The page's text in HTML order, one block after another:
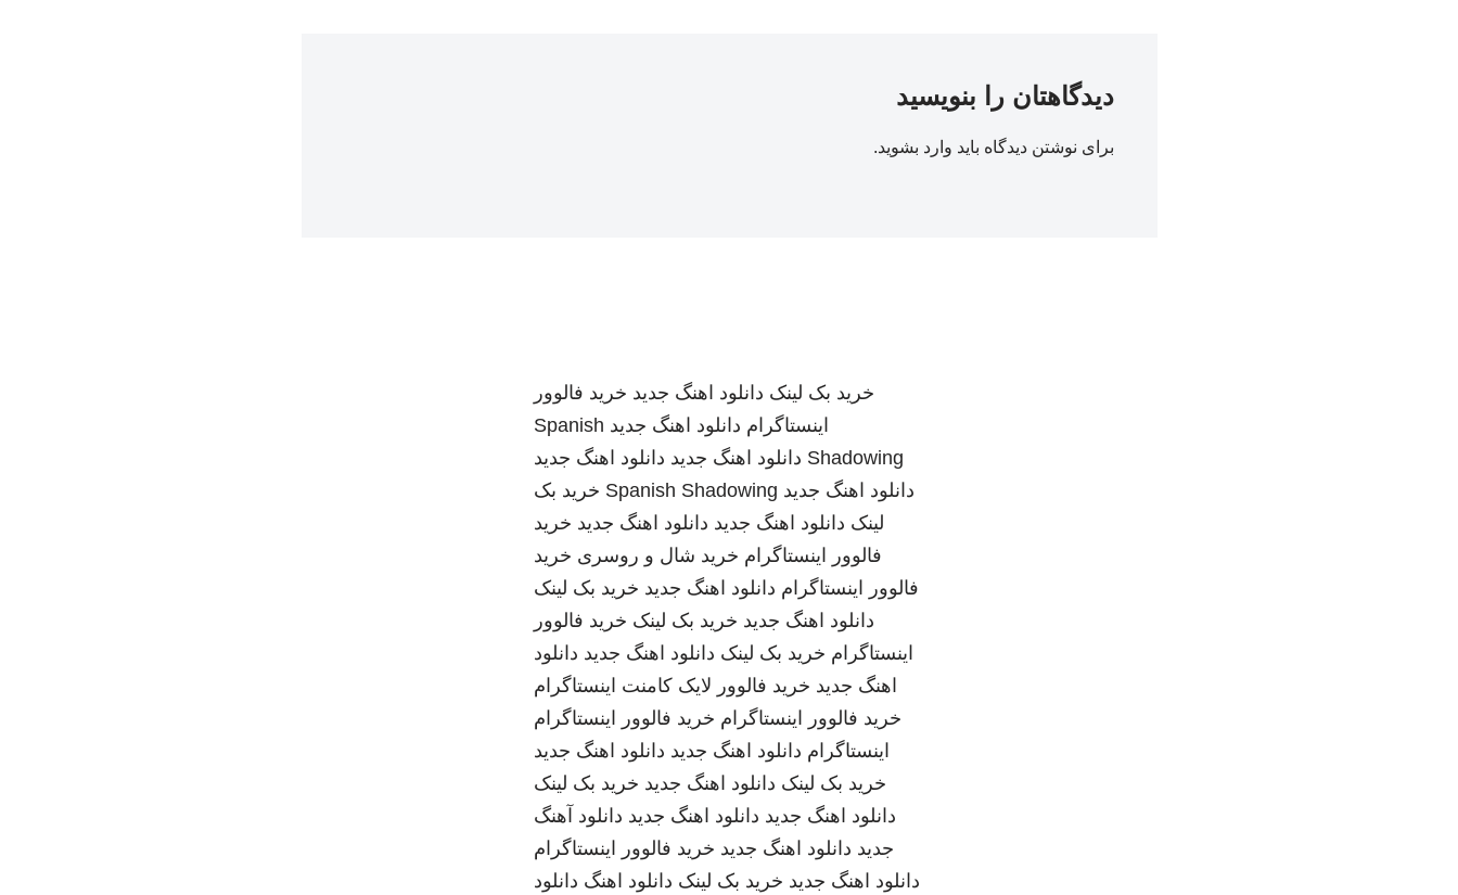
دیدگاهتان را بنویسید
برای نوشتن دیدگاه باید وارد بشوید.
خرید بک لینک دانلود اهنگ جدید خرید فالوور
اینستاگرام دانلود اهنگ جدید Spanish
Shadowing دانلود اهنگ جدید دانلود اهنگ جدید
دانلود اهنگ جدید Spanish Shadowing خرید بک
لینک دانلود اهنگ جدید دانلود اهنگ جدید خرید
فالوور اینستاگرام خرید شال و روسری خرید
فالوور اینستاگرام دانلود اهنگ جدید خرید بک لینک
دانلود اهنگ جدید خرید بک لینک خرید فالوور
اینستاگرام خرید بک لینک دانلود اهنگ جدید دانلود
اهنگ جدید خرید فالوور لایک کامنت اینستاگرام
خرید فالوور اینستاگرام خرید فالوور اینستاگرام
اینستاگرام دانلود اهنگ جدید دانلود اهنگ جدید
خرید بک لینک دانلود اهنگ جدید خرید بک لینک
دانلود اهنگ جدید دانلود اهنگ جدید دانلود آهنگ
جدید دانلود اهنگ جدید خرید فالوور اینستاگرام
دانلود اهنگ جدید خرید بک لینک دانلود اهنگ دانلود